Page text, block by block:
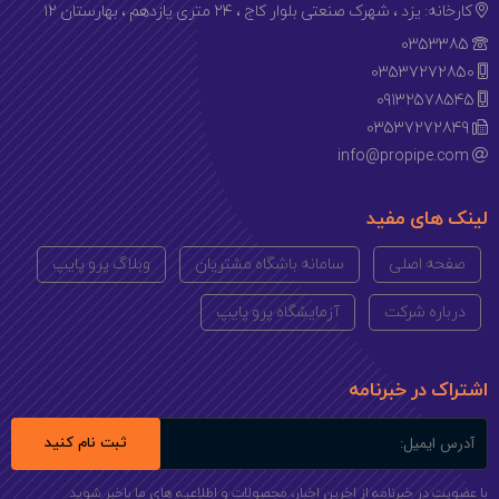
کارخانه: یزد ، شهرک صنعتی بلوار کاج ، ۲۴ متری یازدهم ، بهارستان ۱۲
0353385
03537272850
09132578545
03537272849
info@propipe.com
لینک های مفید
صفحه اصلی سامانه باشگاه مشتریان وبلاگ پرو پایپ
درباره شرکت آزمایشگاه پرو پایپ
اشتراک در خبرنامه
ثبت نام کنید
با عضویت در خبرنامه از اخرین اخبار، محصولات و اطلاعیه های ما باخبر شوید